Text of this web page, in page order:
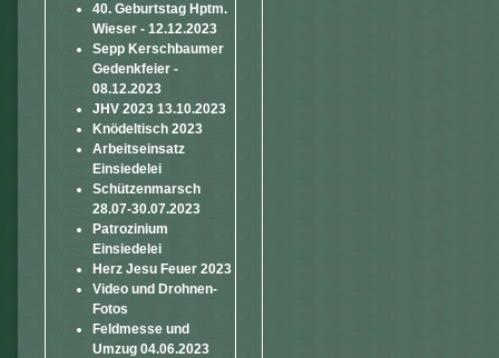
40. Geburtstag Hptm.
Wieser - 12.12.2023
Sepp Kerschbaumer
Gedenkfeier -
08.12.2023
JHV 2023 13.10.2023
Knödeltisch 2023
Arbeitseinsatz
Einsiedelei
Schützenmarsch
28.07-30.07.2023
Patrozinium
Einsiedelei
Herz Jesu Feuer 2023
Video und Drohnen-
Fotos
Feldmesse und
Umzug 04.06.2023